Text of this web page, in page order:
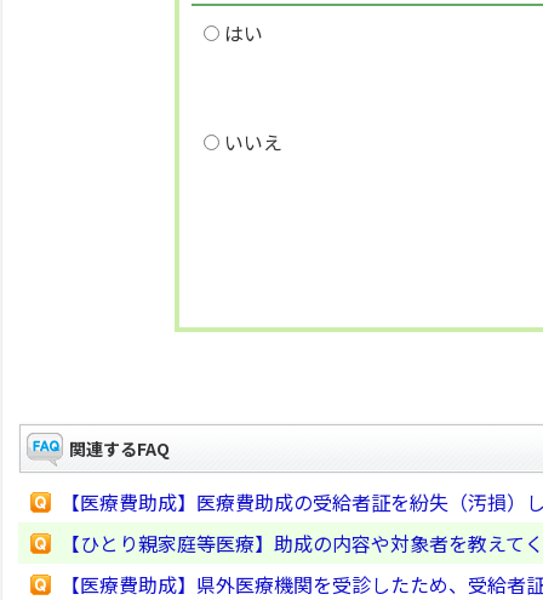
はい
いいえ
関連するFAQ
【医療費助成】医療費助成の受給者証を紛失（汚損
【ひとり親家庭等医療】助成の内容や対象者を教えて
【医療費助成】県外医療機関を受診したため、受給